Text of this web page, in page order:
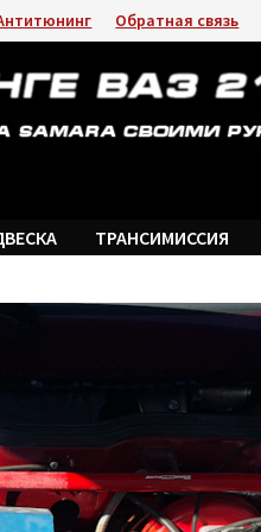
Обратная связь
ТРАНСИМИССИЯ